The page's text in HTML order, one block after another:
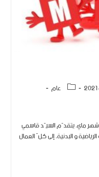
عام
شهر ماي، يتقدّم السيّد قاسمي
و البدنية، إلى كلّ العمال